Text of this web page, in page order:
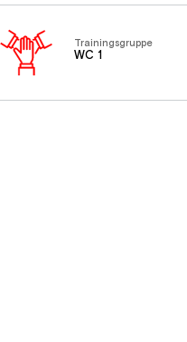
Trainingsgruppe
WC 1